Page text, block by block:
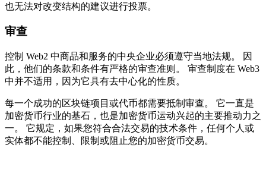
也无法对改变结构的建议进行投票。
审查
控制 Web2 中商品和服务的中央企业必须遵守当地法规。 因
此，他们的条款和条件有严格的审查准则。 审查制度在 Web3
中并不适用，因为它具有去中心化的性质。
每一个成功的区块链项目或代币都需要抵制审查。 它一直是
加密货币行业的基石，也是加密货币运动兴起的主要推动力之
一。 它规定，如果您符合合法交易的技术条件，任何个人或
实体都不能控制、限制或阻止您的加密货币交易。